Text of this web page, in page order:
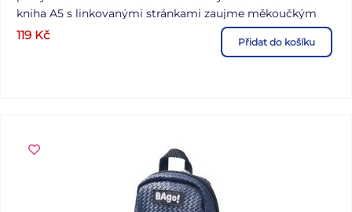
kniha A5 s linkovanými stránkami zaujme měkoučkým
obalem i roztomilým vzhledem. Vazba: V8 Barva: bílá
Formát: A5 Lineatura: linka Počet listů: 100 Uvedená cena
119 Kč Přidat do košíku